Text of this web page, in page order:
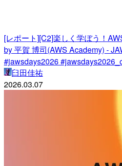
[レポート][C2]楽しく学ぼう！
by 平賀 博司(AWS Academy) -
#jawsdays2026
臼田佳祐
2026.03.07